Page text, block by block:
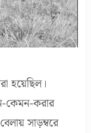
হয়েছিল।
কেমন-করার
সাড়ম্বরে